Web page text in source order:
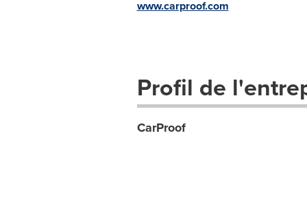
www.carproof.com
Profil de
CarProof